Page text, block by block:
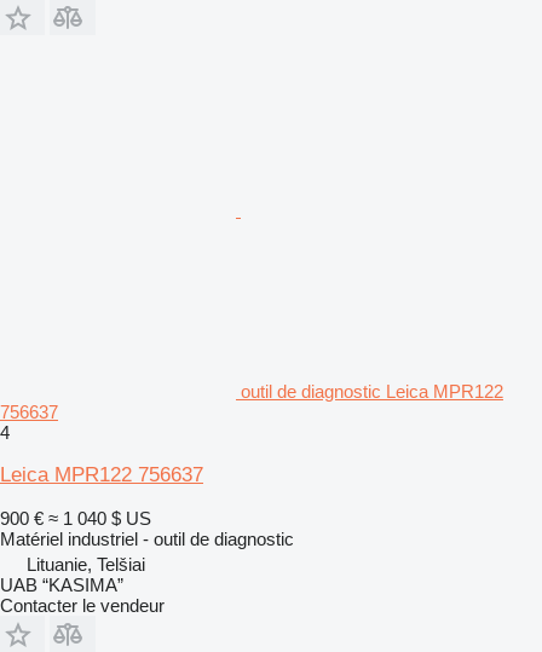
outil de diagnostic Leica MPR122
756637
4
Leica MPR122 756637
900 € ≈ 1 040 $ US
Matériel industriel - outil de diagnostic
Lituanie, Telšiai
UAB “KASIMA”
Contacter le vendeur